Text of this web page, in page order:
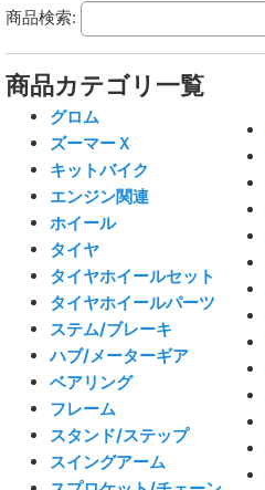
商品検索:
商品カテゴリ一覧
グロム
ズーマーＸ
キットバイク
エンジン関連
ホイール
タイヤ
タイヤホイールセット
タイヤホイールパーツ
ステム/ブレーキ
ハブ/メーターギア
ベアリング
フレーム
スタンド/ステップ
スイングアーム